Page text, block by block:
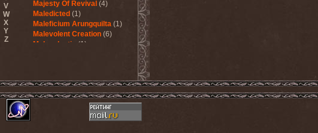
V
W
X
Y
Z
Majesty Of Revival (4)
Maledicted (1)
Maleficium Arungquilta (1)
Malevolent Creation (6)
Malevolentia
(1)
Manegarm (2)
Mania (1)
Manic Depression (4)
Manic Street Preachers (1)